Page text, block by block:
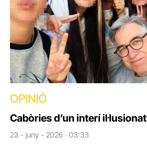
OPINIÓ
Cabòries d’un interí il·lusionat
23 - juny - 2026 · 03:33